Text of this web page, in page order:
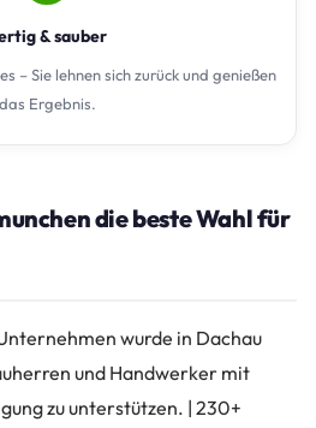
& sauber
– Sie lehnen sich zurück und genießen
das Ergebnis.
die beste Wahl für
wurde in Dachau
und Handwerker mit
zu unterstützen. | 230+